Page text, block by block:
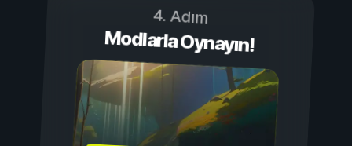
4. Adım
Modlarla Oynayın!